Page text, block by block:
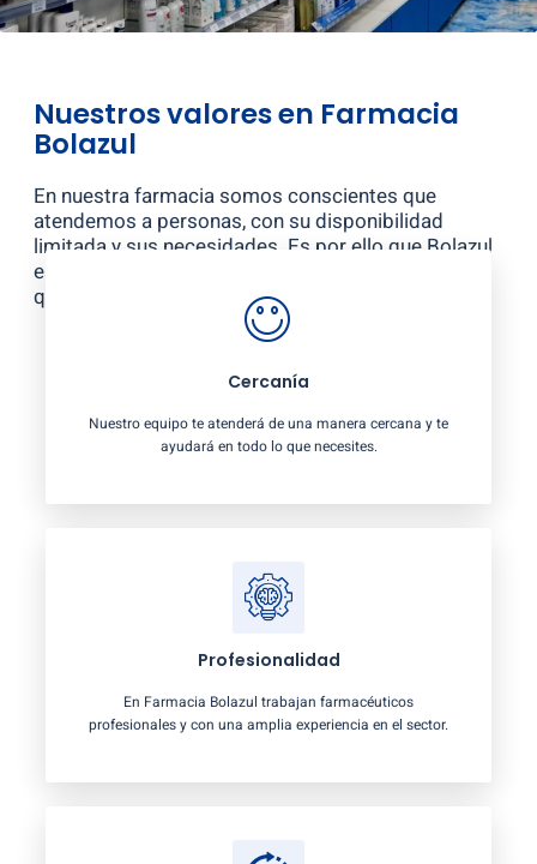
Nuestros valores en Farmacia
Bolazul
En nuestra farmacia somos conscientes que
atendemos a personas, con su disponibilidad
limitada y sus necesidades. Es por ello que Bolazul
es una farmacia que abre las 24 horas del día para
que vayas cuando mejor te venga.
Cercanía
Nuestro equipo te atenderá de una manera cercana y te
ayudará en todo lo que necesites.
Profesionalidad
En Farmacia Bolazul trabajan farmacéuticos
profesionales y con una amplia experiencia en el sector.